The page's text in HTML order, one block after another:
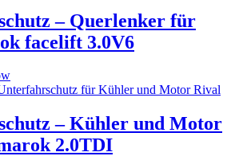
– Querlenker für
facelift 3.0V6
– Kühler und Motor
2.0TDI